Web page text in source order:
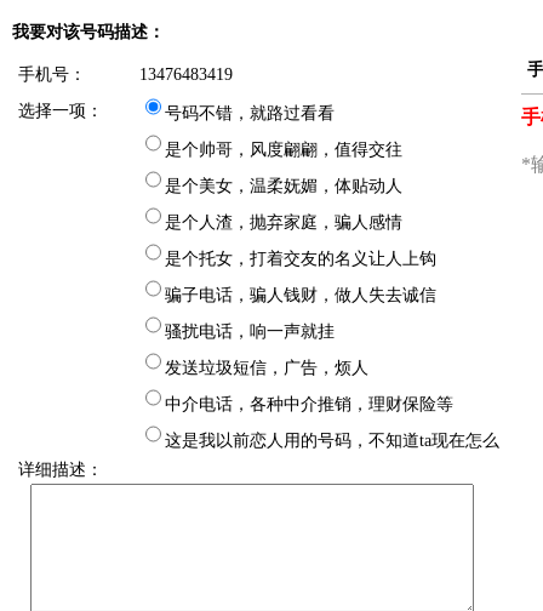
我要对该号码描述：
手机号：
13476483419
选择一项：
号码不错，就路过看看
是个帅哥，风度翩翩，值得交往
是个美女，温柔妩媚，体贴动人
是个人渣，抛弃家庭，骗人感情
是个托女，打着交友的名义让人上钩
骗子电话，骗人钱财，做人失去诚信
骚扰电话，响一声就挂
发送垃圾短信，广告，烦人
中介电话，各种中介推销，理财保险等
这是我以前恋人用的号码，不知道ta现在怎么
详细描述：